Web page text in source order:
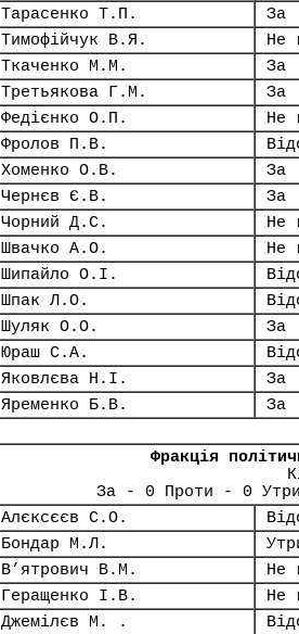
Тарасенко Т.П.
За
Тимофійчук В.Я.
Не
Ткаченко М.М.
За
Третьякова Г.М.
За
Федієнко О.П.
Не
Фролов П.В.
Хоменко О.В.
За
Чернєв Є.В.
За
Чорний Д.С.
Не
Швачко А.О.
Не
Шипайло О.І.
Шпак Л.О.
Шуляк О.О.
За
Юраш С.А.
Яковлєва Н.І.
За
Яременко Б.В.
За
Фракція
За - 0 Проти - 0
Алєксєєв С.О.
Бондар М.Л.
В’ятрович В.М.
Не
Геращенко І.В.
Не
Джемілєв М. .